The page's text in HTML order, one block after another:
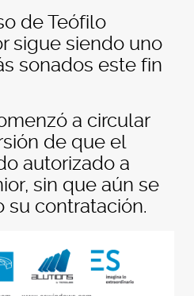
de Teófilo
sigue siendo uno
sonados este fin
a circular
de que el
autorizado a
sin que aún se
su contratación.